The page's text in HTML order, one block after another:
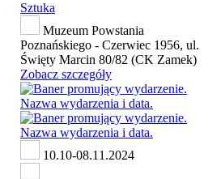
Sztuka
Muzeum Powstania
Poznańskiego - Czerwiec 1956, ul.
Święty Marcin 80/82 (CK Zamek)
Zobacz szczegóły
10.10-08.11.2024